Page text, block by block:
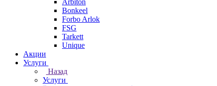
Arbiton
Bonkeel
Forbo Arlok
FSG
Tarkett
Unique
Акции
Услуги
Назад
Услуги